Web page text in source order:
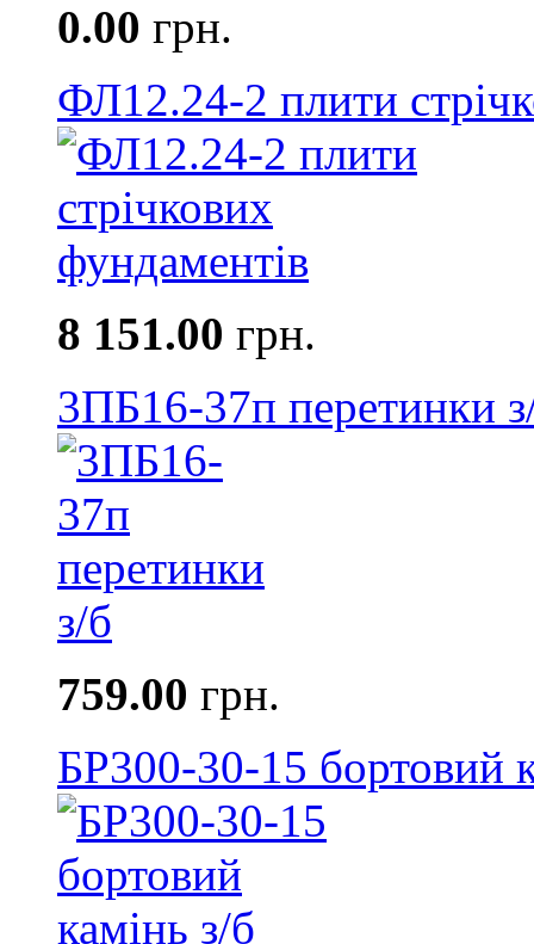
0.00 грн.
ФЛ12.24-2 плити
8 151.00 грн.
3ПБ16-37п перетинки
759.00 грн.
БР300-30-15 бортовий